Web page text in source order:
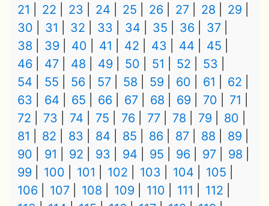
21
22 23 24 25 26 27 28
29
30
31 32 33 34 35 36
37
38
39 40 41 42 43 44
45
46
47 48 49 50 51 52
53
54
55 56 57 58 59 60 61
62
63
64 65 66 67 68 69 70
71
72
73 74 75 76 77 78 79
80
81
82 83 84 85 86 87 88
89
90
91 92 93 94 95 96 97
98
99
100 101 102 103 104
105
106
107 108 109 110 111
112